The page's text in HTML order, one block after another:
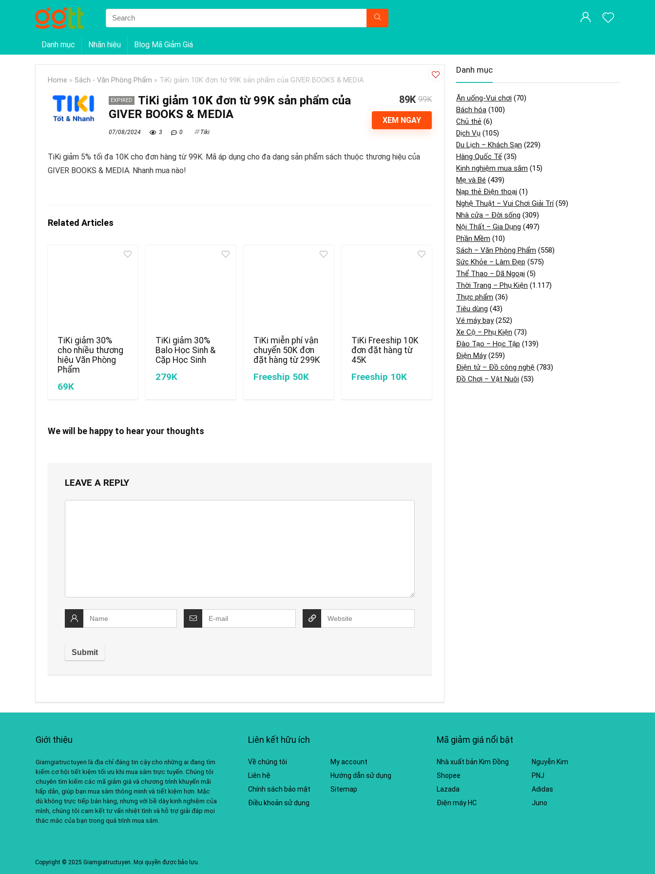
Danh mục Nhãn hiệu Blog Mã Giảm Giá
Home » Sách - Văn Phòng Phẩm » TiKi giảm 10K đơn từ 99K sản phẩm của GIVER BOOKS & MEDIA
EXPIRED
TiKi giảm 10K đơn từ 99K sản phẩm của
GIVER BOOKS & MEDIA
07/08/2024 3 0 Tiki
89K 99K
XEM NGAY
TiKi giảm 5% tối đa 10K cho đơn hàng từ 99K. Mã áp dụng cho đa dạng sản phẩm sách thuộc thương hiệu của
GIVER BOOKS & MEDIA. Nhanh mua nào!
Related Articles
TiKi giảm 30%
cho nhiều thương
hiệu Văn Phòng
Phẩm
69K
TiKi giảm 30%
Balo Học Sinh &
Cặp Học Sinh
279K
TiKi miễn phí vận
chuyển 50K đơn
đặt hàng từ 299K
Freeship 50K
TiKi Freeship 10K
đơn đặt hàng từ
45K
Freeship 10K
We will be happy to hear your thoughts
LEAVE A REPLY
Danh mục
Ăn uống-Vui chơi (70)
Bách hóa (100)
Chủ thẻ (6)
Dịch Vụ (105)
Du Lịch – Khách Sạn (229)
Hàng Quốc Tế (35)
Kinh nghiệm mua sắm (15)
Mẹ và Bé (439)
Nạp thẻ Điện thoại (1)
Nghệ Thuật – Vui Chơi Giải Trí(59)
Nhà cửa – Đời sống (309)
Nội Thất – Gia Dụng (497)
Phần Mềm (10)
Sách – Văn Phòng Phẩm (558)
Sức Khỏe – Làm Đẹp (575)
Thể Thao – Dã Ngoại (5)
Thời Trang – Phụ Kiện (1.117)
Thực phẩm (36)
Tiêu dùng (43)
Vé máy bay(252)
Xe Cộ – Phụ Kiện (73)
Đào Tạo – Học Tập (139)
Điện Máy(259)
Điện tử – Đồ công nghệ (783)
Đồ Chơi – Vật Nuôi (53)
Giới thiệu
Giamgiatructuyen là địa chỉ đáng tin cậy cho những ai đang tìm
kiếm cơ hội tiết kiệm tối ưu khi mua sắm trực tuyến. Chúng tôi
chuyên tìm kiếm các mã giảm giá và chương trình khuyến mãi
hấp dẫn, giúp bạn mua sắm thông minh và tiết kiệm hơn. Mặc
dù không trực tiếp bán hàng, nhưng với bề dày kinh nghiệm của
mình, chúng tôi cam kết tư vấn nhiệt tình và hỗ trợ giải đáp mọi
thắc mắc của bạn trong quá trình mua sắm.
Liên kết hữu ích
Về chúng tôi
Liên hệ
Chính sách bảo mật
Điều khoản sử dụng
My account
Hướng dẫn sử dụng
Sitemap
Mã giảm giá nổi bật
Nhà xuất bản Kim Đồng
Shopee
Lazada
Điện máy HC
Nguyễn Kim
PNJ
Adidas
Juno
Copyright © 2025 Giamgiatructuyen. Mọi quyền được bảo lưu.